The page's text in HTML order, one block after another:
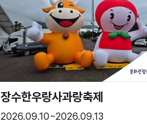
장수한우랑사과랑축제
2026.09.10~2026.09.13